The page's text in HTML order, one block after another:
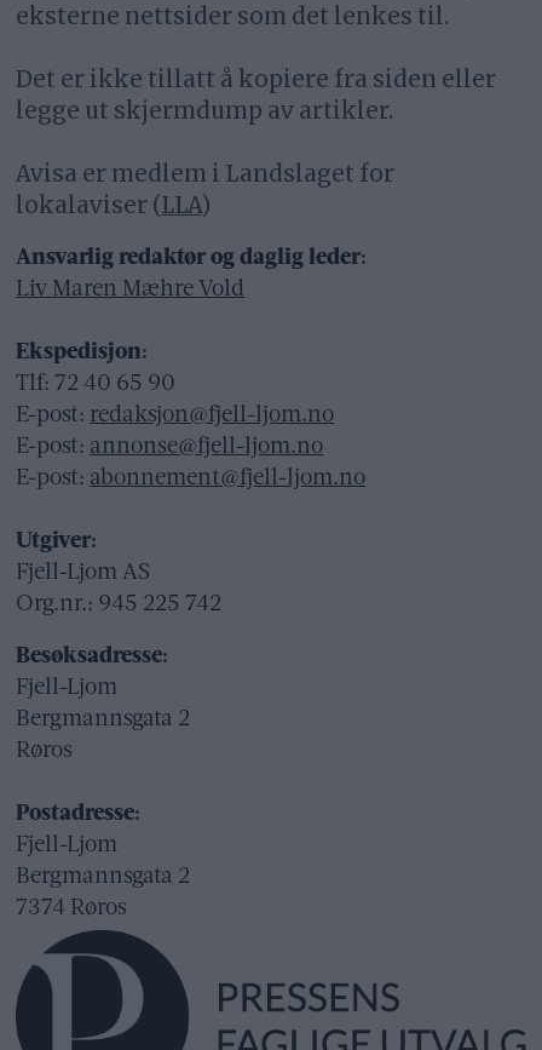
eksterne nettsider som det lenkes til.
Det er ikke tillatt å kopiere fra siden eller
legge ut skjermdump av artikler.
Avisa er medlem i Landslaget for
lokalaviser (LLA)
Ansvarlig redaktør og daglig leder:
Liv Maren Mæhre Vold
Ekspedisjon:
Tlf: 72 40 65 90
E-post: redaksjon@fjell-ljom.no
E-post: annonse@fjell-ljom.no
E-post: abonnement@fjell-ljom.no
Utgiver:
Fjell-Ljom AS
Org.nr.: 945 225 742
Besøksadresse:
Fjell-Ljom
Bergmannsgata 2
Røros
Postadresse:
Fjell-Ljom
Bergmannsgata 2
7374 Røros